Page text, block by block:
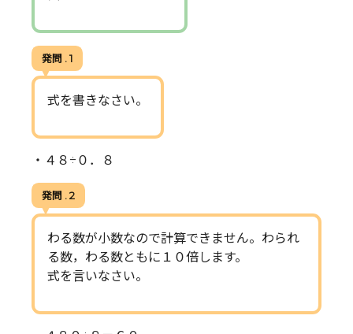
発問 . 1
式を書きなさい。
・４８÷０．８
発問 . 2
わる数が小数なので計算できません。わられ
る数，わる数ともに１０倍します。
式を言いなさい。